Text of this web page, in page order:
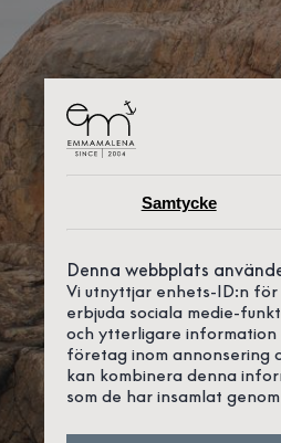
Samtycke
Denna webbplats
Vi utnyttjar enhets-ID:n
erbjuda sociala medie-
och ytterligare
företag inom annonsering
kan kombinera denna
som de har insamlat